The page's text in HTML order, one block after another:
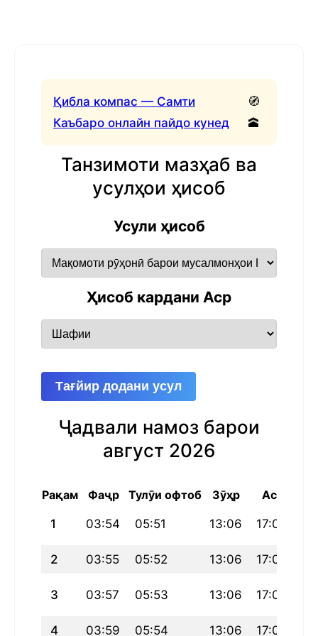
Қибла компас — Самти
Каъбаро онлайн пайдо кунед
🧭
🕋
Танзимоти мазҳаб ва
усулҳои ҳисоб
Усули ҳисоб
Ҳисоб кардани Аср
Тағйир додани усул
Ҷадвали намоз барои
август 2026
Рақам Фаҷр Тулӯи офтоб Зӯҳр Аср
1 03:54 05:51 13:06 17:04
2 03:55 05:52 13:06 17:04
3 03:57 05:53 13:06 17:03
4 03:59 05:54 13:06 17:03